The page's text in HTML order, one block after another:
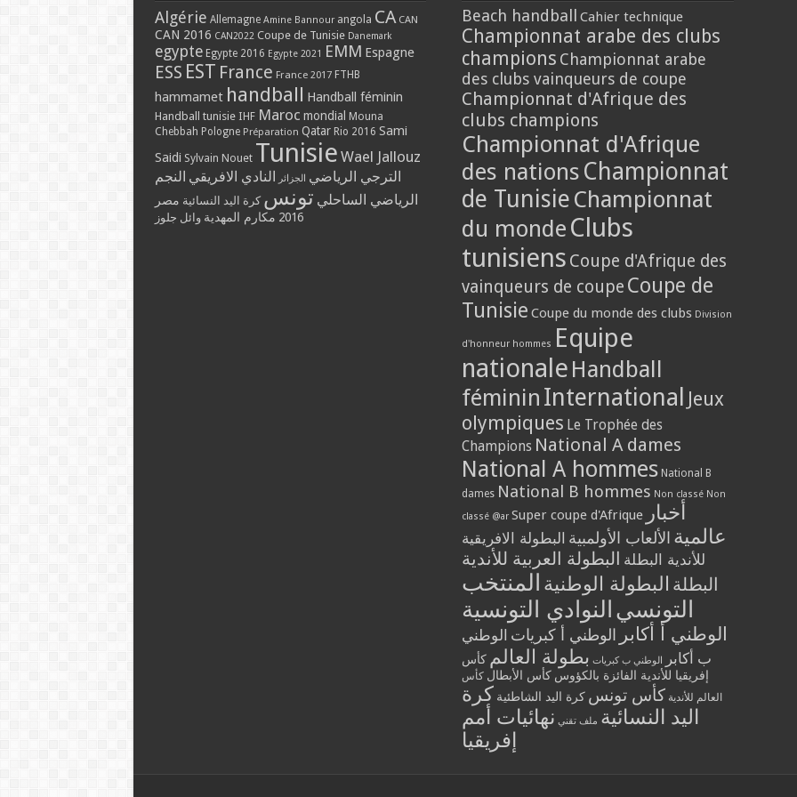
Algérie Allemagne Amine Bannour angola CA CAN
CAN 2016 CAN2022 Coupe de Tunisie Danemark
egypte Egypte 2016 Egypte 2021 EMM Espagne
ESS EST France France 2017 FTHB
hammamet handball Handball féminin
Handball tunisie IHF Maroc mondial Mouna
Chebbah Pologne Préparation Qatar Rio 2016 Sami
Saidi Sylvain Nouet Tunisie Wael Jallouz
الترجي الرياضي الجزائر النادي الافريقي النجم
الرياضي الساحلي تونس كرة اليد النسائية مصر
2016 مكارم المهدية وائل جلوز
Beach handball Cahier technique
Championnat arabe des clubs
champions Championnat arabe
des clubs vainqueurs de coupe
Championnat d'Afrique des
clubs champions
Championnat d'Afrique
des nations Championnat
de Tunisie Championnat
du monde Clubs
tunisiens Coupe d'Afrique des
vainqueurs de coupe Coupe de
Tunisie Coupe du monde des clubs Division
d'honneur hommes Equipe
nationale Handball
féminin International Jeux
olympiques Le Trophée des
Champions National A dames
National A hommes National B
dames National B hommes Non classé Non
classé @ar Super coupe d'Afrique أخبار
عالمية الألعاب الأولمبية البطولة الافريقية
للأندية البطلة البطولة العربية للأندية
البطلة البطولة الوطنية المنتخب
التونسي النوادي التونسية
الوطني أ أكابر الوطني أ كبريات الوطني
ب أكابر
الوطني ب كبريات بطولة العالم كأس
إفريقيا للأندية الفائزة بالكؤوس كأس الأبطال كأس
العالم للأندية كأس تونس كرة اليد الشاطئية كرة
اليد النسائية ملف تقني نهائيات أمم
إفريقيا